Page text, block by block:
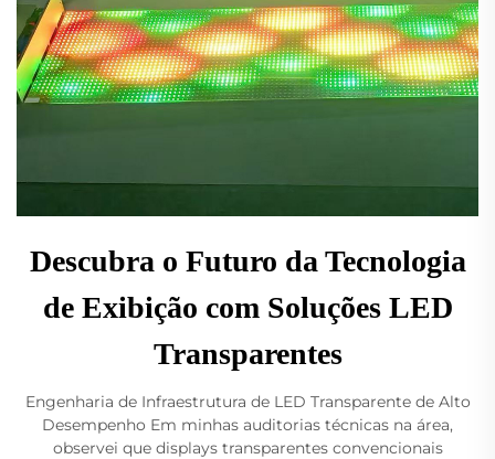
Descubra o Futuro da Tecnologia
de Exibição com Soluções LED
Transparentes
Engenharia de Infraestrutura de LED Transparente de Alto
Desempenho Em minhas auditorias técnicas na área,
observei que displays transparentes convencionais